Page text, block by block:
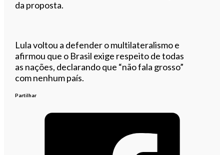
da proposta.
Lula voltou a defender o multilateralismo e
afirmou que o Brasil exige respeito de todas
as nações, declarando que “não fala grosso”
com nenhum país.
Partilhar